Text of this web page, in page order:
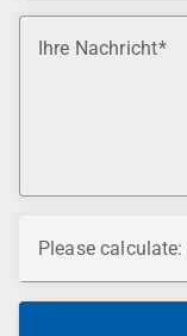
Ihre Nachricht
Please calculate: